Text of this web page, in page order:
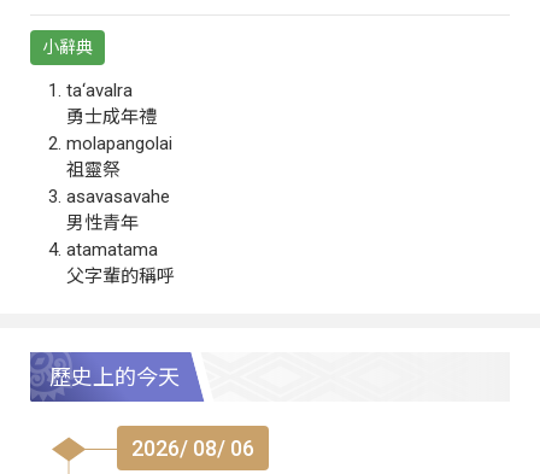
小辭典
ta‘avalra
勇士成年禮
molapangolai
祖靈祭
asavasavahe
男性青年
atamatama
父字輩的稱呼
歷史上的今天
2026/ 08/ 06